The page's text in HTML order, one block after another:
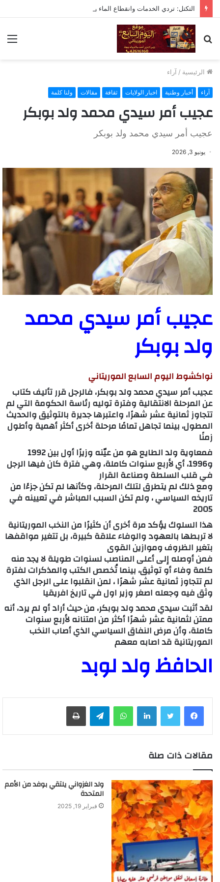
بحث
عن
الرئيسية / آراء
آراء أخبار وطنية اخبار الولايات ثقافة مقالات ولنا كلمة
عجيب أمر سيدي محمد ولد بوبكر
عجيب أمر سيدي محمد ولد بوبكر
يونيو 3, 2026
عجيب أمر سيدي محمد
ولد بوبكر
نواكشوط اليوم السابع الموريتاني
عجيب أمر سيدي محمد ولد بوبكر، فالرجل قرر تأليف كتاب
عن المرحلة الانتقالية وفترة توليه رئاسة الحكومة التي لم
تتجاوز ثمانية عشر شهرًا، واعتبرها جديرة بالتوثيق والحديث
المطول، بينما تجاهل تمامًا مرحلة أخرى أكثر أهمية وأطول
زمنًا
فمعاوية ولد الطايع هو من عيّنه وزيرًا أول بين 1992
و1996، أي لأربع سنوات كاملة، وهي فترة كان فيها الرجل
في قلب السلطة وصناعة القرار
ومع ذلك لم يتطرق لتلك المرحلة، وكأنها لم تكن جزءًا من
تاريخه السياسي ، ولم تكن السبب المباشر في تعيينه في
2005
هذا السلوك يؤكد مرة أخرى أن كثيرًا من النخب الموريتانية
لا تربطها بالعهود والوفاء علاقة كبيرة، بل تتغير مواقفها
بتغير الظروف وموازين القوى
فمن أوصله إلى أعلى المناصب لسنوات طويلة لا يجد منه
كلمة وفاء أو توثيق، بينما تُخصص الكتب والمذكرات لفترة
لم تتجاوز ثمانية عشر شهرًا ، لمن انقلبوا على الرجل الذي
وثق فيه وجعله اصغر وزير اول في تاريخ افريقيا
لقد أثبت سيدي محمد ولد بوبكر، من حيث أراد أو لم يرد، أنه
ممتن لثمانية عشر شهرًا أكثر من امتنانه لأربع سنوات
كاملة، وأن مرض النفاق السياسي الذي أصاب النخب
الموريتانية قد اصابه معهم
الحافظ ولد لوبد
لينكدإن واتساب
مقالات ذات صلة
ولد الغزواني يلتقي بوفد من الأمم
المتحدة
فبراير 19, 2025